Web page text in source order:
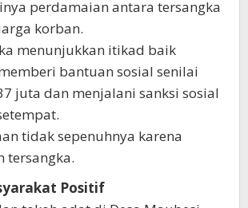
perdamaian antara tersangka
korban.
menunjukkan itikad baik
bantuan sosial senilai
juta dan menjalani sanksi sosial
tidak sepenuhnya karena
tersangka.
Positif